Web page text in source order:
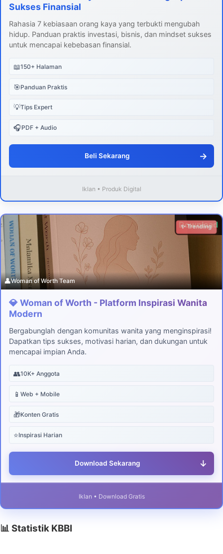
Sukses Finansial
Rahasia 7 kebiasaan orang kaya yang terbukti mengubah
hidup. Panduan praktis investasi, bisnis, dan mindset sukses
untuk mencapai kebebasan finansial.
📖150+ Halaman
🎯Panduan Praktis
💡Tips Expert
🎧PDF + Audio
Beli Sekarang →
Iklan • Produk Digital
Download
✨ Trending
👤Woman of Worth Team
💎 Woman of Worth - Platform Inspirasi Wanita
Modern
Bergabunglah dengan komunitas wanita yang menginspirasi!
Dapatkan tips sukses, motivasi harian, dan dukungan untuk
mencapai impian Anda.
👥10K+ Anggota
📱 Web + Mobile
🎁Konten Gratis
⭐Inspirasi Harian
Download Sekarang ↓
Iklan • Download Gratis
📊 Statistik KBBI